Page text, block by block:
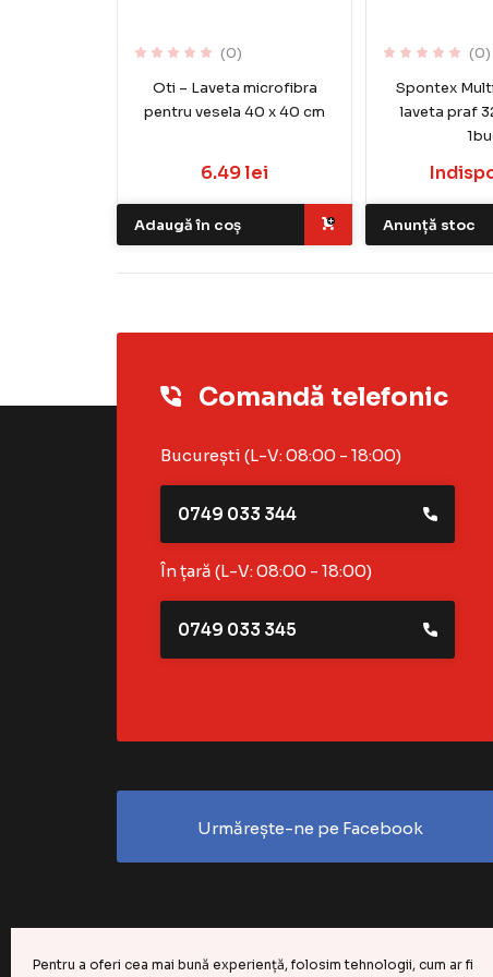
Pentru a oferi cea mai bună experiență, folosim tehnologii, cum ar fi
(0)
Oti – Laveta microfibra
pentru vesela 40 x 40 cm
6.49 lei
Adaugă în coș
(0)
Spontex
laveta praf
Anunță stoc
Comandă telefonic
București (L-V: 08:00 - 18:00)
0749 033 344
În țară (L-V: 08:00 - 18:00)
0749 033 345
Urmărește-ne pe Facebook